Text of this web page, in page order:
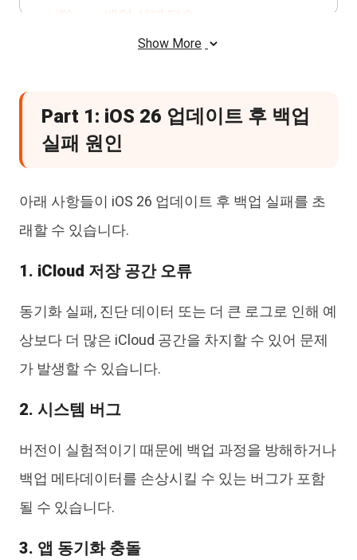
iPhone 백업 실패 FAQ
Show More
Part 1: iOS 26 업데이트 후 백업
실패 원인
아래 사항들이 iOS 26 업데이트 후 백업 실패를 초
래할 수 있습니다.
1. iCloud 저장 공간 오류
동기화 실패, 진단 데이터 또는 더 큰 로그로 인해 예
상보다 더 많은 iCloud 공간을 차지할 수 있어 문제
가 발생할 수 있습니다.
2. 시스템 버그
버전이 실험적이기 때문에 백업 과정을 방해하거나
백업 메타데이터를 손상시킬 수 있는 버그가 포함
될 수 있습니다.
3. 앱 동기화 충돌